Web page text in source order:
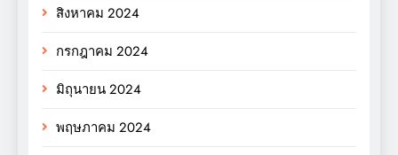
สิงหาคม 2024
กรกฎาคม 2024
มิถุนายน 2024
พฤษภาคม 2024